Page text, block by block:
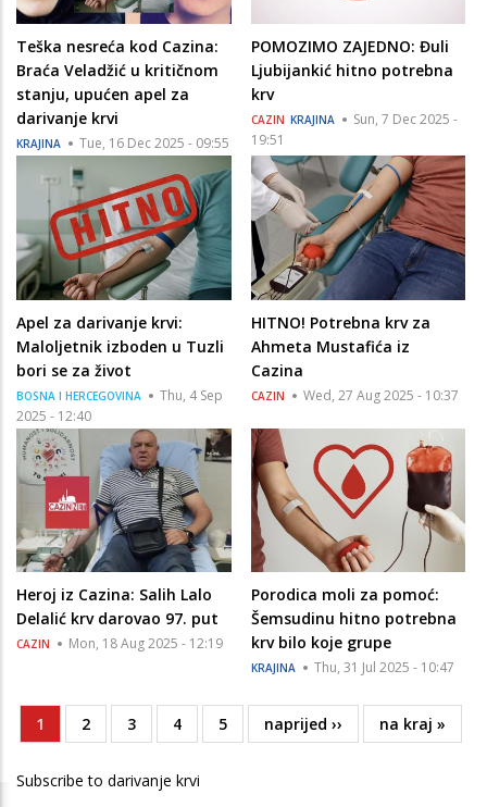
Teška nesreća kod Cazina:
Braća Veladžić u kritičnom
stanju, upućen apel za
darivanje krvi
KRAJINA Tue, 16 Dec 2025 - 09:55
POMOZIMO ZAJEDNO: Đuli
Ljubijankić hitno potrebna
krv
CAZIN KRAJINA
Sun, 7 Dec 2025 -
19:51
Apel za darivanje krvi:
Maloljetnik izboden u Tuzli
bori se za život
BOSNA I HERCEGOVINA
Thu, 4 Sep
2025 - 12:40
HITNO! Potrebna krv za
Ahmeta Mustafića iz
Cazina
CAZIN Wed, 27 Aug 2025 - 10:37
Heroj iz Cazina: Salih Lalo
Delalić krv darovao 97. put
CAZIN Mon, 18 Aug 2025 - 12:19
Porodica moli za pomoć:
Šemsudinu hitno potrebna
krv bilo koje grupe
KRAJINA Thu, 31 Jul 2025 - 10:47
Pagination
Current
page
1 Page
2 Page
3 Page
4 Page
5
Next
page
naprijed ››
Last
page
na kraj »
Subscribe to darivanje krvi